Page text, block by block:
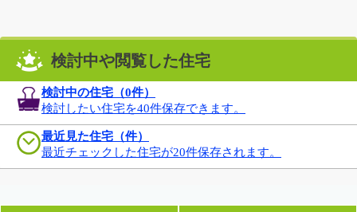
検討中や閲覧した住宅
検討中の住宅（0件）
検討したい住宅を40件保存できます。
最近見た住宅（件）
最近チェックした住宅が20件保存されます。